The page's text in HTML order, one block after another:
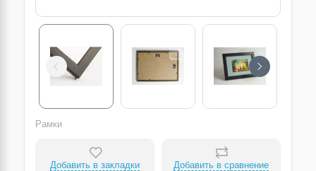
Рамки
Добавить в закладки Добавить в сравнение